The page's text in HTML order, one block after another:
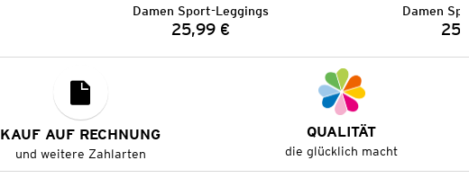
Damen Sport-Leggings
Preis:
25,99 €
Damen
KAUF AUF RECHNUNG
und weitere Zahlarten
QUALITÄT
die glücklich macht